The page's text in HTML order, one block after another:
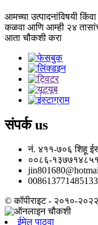
आमच्या उत्पादनांविषयी
कळवा आणि आम्ही २४
आता चौकशी करा
संपर्कus
नं. ४११-७०६ शिहू
००८६-
008613771485133
© कॉपीराइट - २०१०-
ईमेल पाठवा